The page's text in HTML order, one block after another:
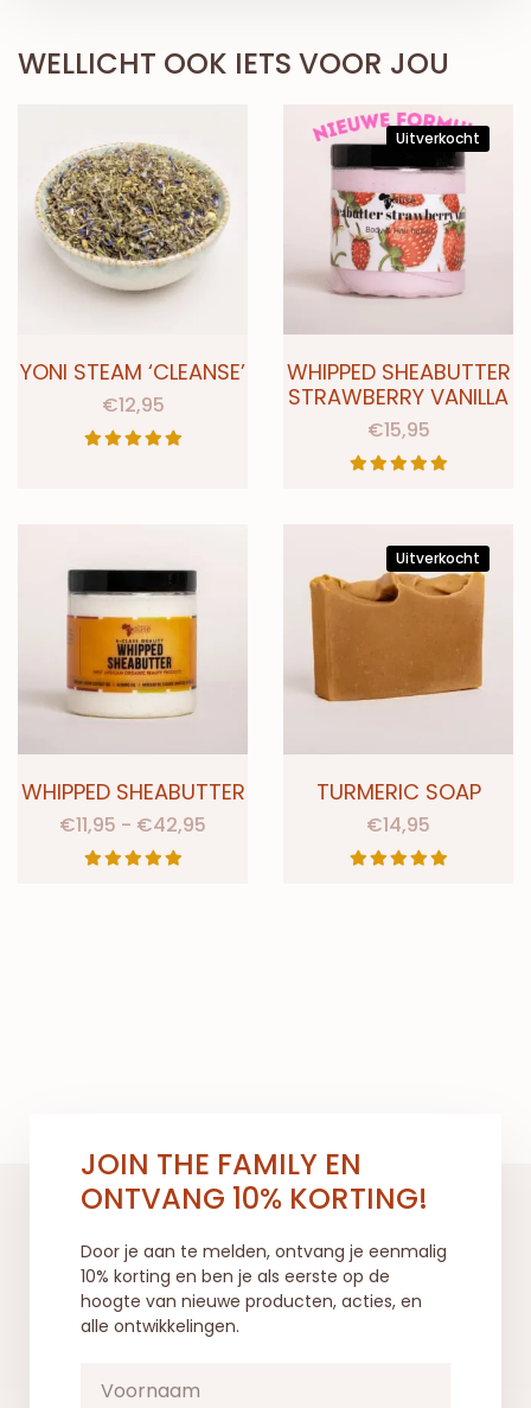
WELLICHT OOK IETS VOOR JOU
YONI STEAM ‘CLEANSE’
€12,95
Uitverkocht
WHIPPED SHEABUTTER
STRAWBERRY VANILLA
€15,95
WHIPPED SHEABUTTER
€11,95 - €42,95
Uitverkocht
TURMERIC SOAP
€14,95
JOIN THE FAMILY EN
ONTVANG 10% KORTING!
Door je aan te melden, ontvang je eenmalig
10% korting en ben je als eerste op de
hoogte van nieuwe producten, acties, en
alle ontwikkelingen.